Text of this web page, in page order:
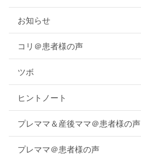
お知らせ
コリ＠患者様の声
ツボ
ヒントノート
プレママ＆産後ママ＠患者様の声
プレママ＠患者様の声